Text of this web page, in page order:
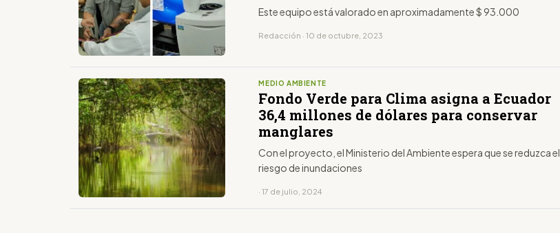
Este equipo está valorado en aproximadamente $ 93.000
Redacción · 10 de octubre, 2023
MEDIO AMBIENTE
Fondo Verde para Clima asigna a Ecuador
36,4 millones de dólares para conservar
manglares
Con el proyecto, el Ministerio del Ambiente espera que se reduzca el
riesgo de inundaciones
· 17 de julio, 2024